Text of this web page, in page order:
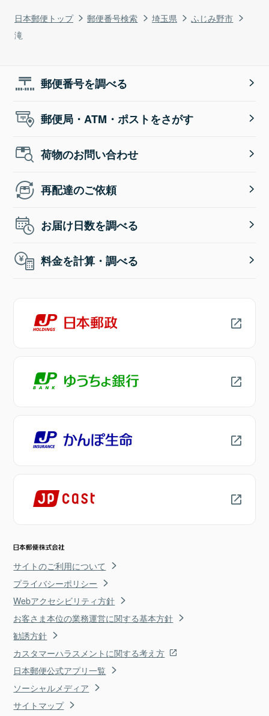
日本郵便トップ 郵便番号検索 埼玉県
ふじみ野市
滝
郵便番号を調べる
郵便局・ATM・ポストをさがす
荷物のお問い合わせ
再配達のご依頼
お届け日数を調べる
料金を計算・調べる
サイトのご利用について
プライバシーポリシー
Webアクセシビリティ方針
お客さま本位の業務運営に関する基本方針
勧誘方針
カスタマーハラスメントに関する考え方
日本郵便公式アプリ一覧
ソーシャルメディア
サイトマップ